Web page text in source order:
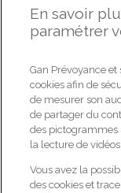
NOS OFFRES
Prévoyance : me
ma famille et moi
Retraite : bien
retraite
En savoir
paramétrer
Gan Prévoyance
cookies afin de
de mesurer son
de partager du
des pictogrammes
la lecture de vidéos.
Vous avez la
des cookies et